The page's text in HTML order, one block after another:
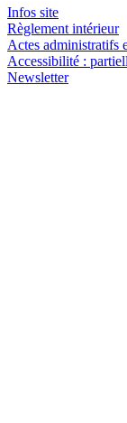
Infos site
Règlement intérieur
Actes administratifs
Accessibilité :
Newsletter